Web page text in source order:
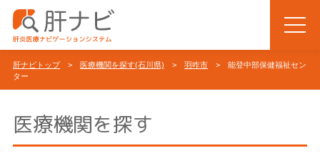
肝ナビトップ> 医療機関を探す(石川県) > 羽咋市 > 能登中部保健福祉セン
ター
医療機関を探す